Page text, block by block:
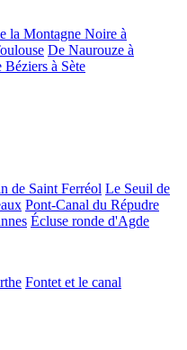
la Montagne Noire à
De Naurouze à
Béziers à Sète
de Saint Ferréol Le Seuil de
Pont-Canal du Répudre
Écluse ronde d'Agde
Fontet et le canal